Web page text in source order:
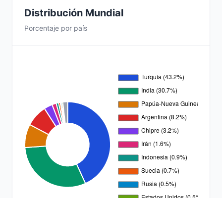
Distribución Mundial
Porcentaje por país